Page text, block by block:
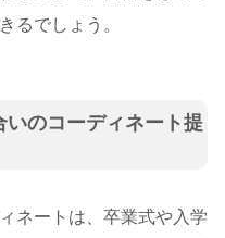
るでしょう。
のコーディネート提
ネートは、卒業式や入学